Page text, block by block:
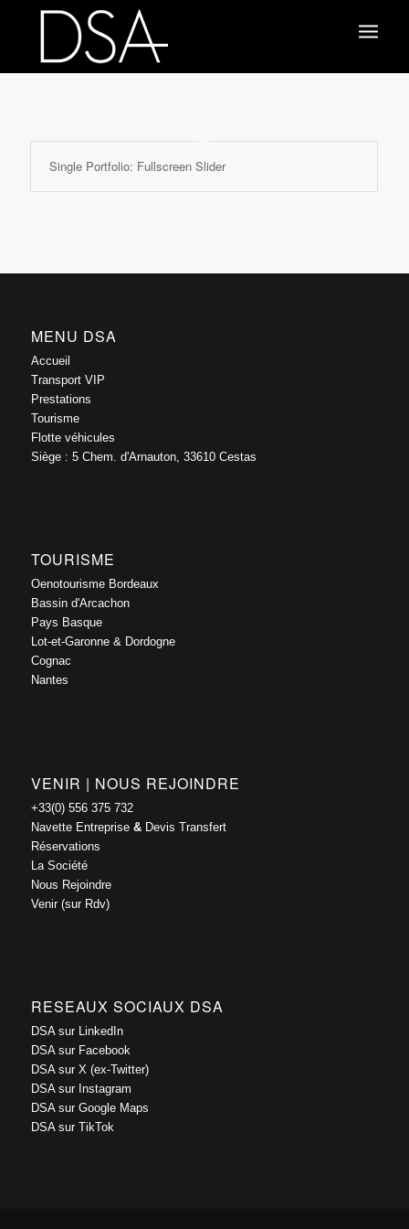
Single Portfolio: Fullscreen Slider
MENU DSA
Accueil
Transport VIP
Prestations
Tourisme
Flotte véhicules
Siège : 5 Chem. d'Arnauton, 33610 Cestas
TOURISME
Oenotourisme Bordeaux
Bassin d'Arcachon
Pays Basque
Lot-et-Garonne & Dordogne
Cognac
Nantes
VENIR | NOUS REJOINDRE
+33(0) 556 375 732
Navette Entreprise & Devis Transfert
Réservations
La Société
Nous Rejoindre
Venir (sur Rdv)
RESEAUX SOCIAUX DSA
DSA sur LinkedIn
DSA sur Facebook
DSA sur X (ex-Twitter)
DSA sur Instagram
DSA sur Google Maps
DSA sur TikTok